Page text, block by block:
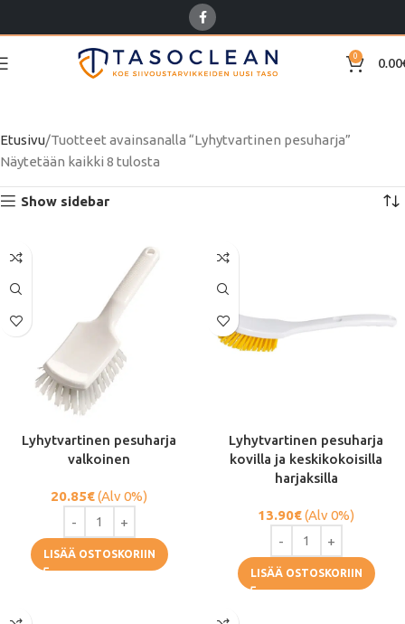
0 0.00
Etusivu Tuotteet avainsanalla “Lyhytvartinen pesuharja”
Näytetään kaikki 8 tulosta
Show sidebar
Lyhytvartinen pesuharja
valkoinen
20.85€(Alv 0%)
LISÄÄ OSTOSKORIIN
Lyhytvartinen pesuharja
kovilla ja keskikokoisilla
harjaksilla
13.90€(Alv 0%)
LISÄÄ OSTOSKORIIN